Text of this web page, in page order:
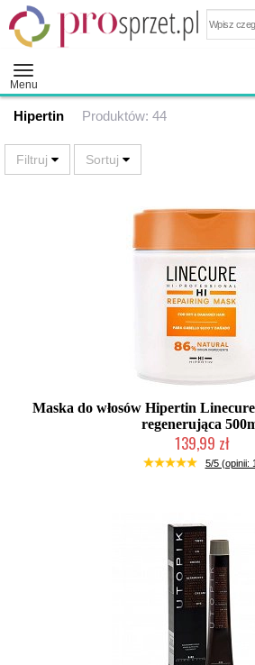
Menu
Hipertin Produktów: 44
Maska do włosów Hipertin
regenerująca
139,99 zł
Duża ilość (wysyłka w
5/5 (opinii: